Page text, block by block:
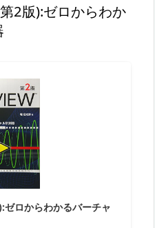
2版):ゼロからわか
ロからわかるバーチャ